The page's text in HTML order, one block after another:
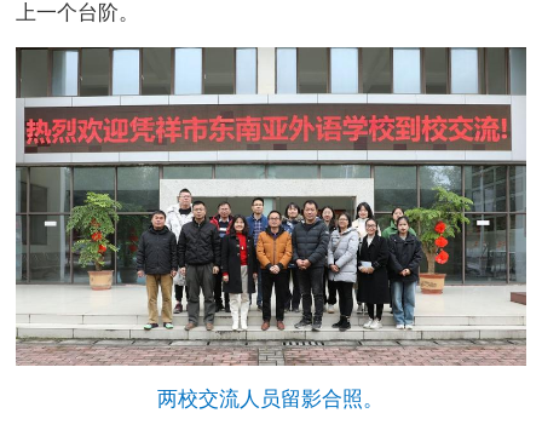
上一个台阶。
两校交流人员留影合照。